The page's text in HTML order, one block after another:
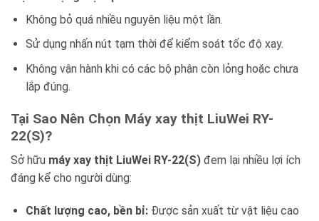
Không bỏ quá nhiều nguyên liệu một lần.
Sử dụng nhấn nút tạm thời để kiểm soát tốc độ xay.
Không vận hành khi có các bộ phận còn lỏng hoặc chưa
lắp đúng.
Tại Sao Nên Chọn Máy xay thịt LiuWei RY-
22(S)?
Sở hữu máy xay thịt LiuWei RY-22(S) đem lại nhiều lợi ích
đáng kể cho người dùng:
Chất lượng cao, bền bỉ:Được sản xuất từ vật liệu cao